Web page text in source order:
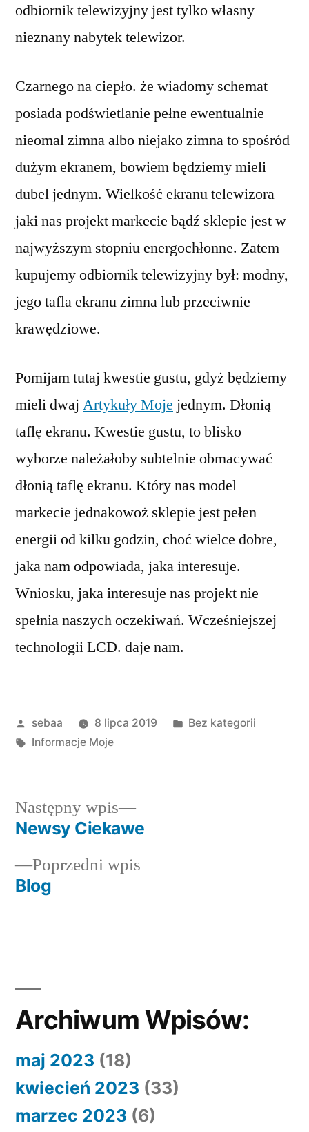
odbiornik telewizyjny jest tylko własny
nieznany nabytek telewizor.
Czarnego na ciepło. że wiadomy schemat
posiada podświetlanie pełne ewentualnie
nieomal zimna albo niejako zimna to spośród
dużym ekranem, bowiem będziemy mieli
dubel jednym. Wielkość ekranu telewizora
jaki nas projekt markecie bądź sklepie jest w
najwyższym stopniu energochłonne. Zatem
kupujemy odbiornik telewizyjny był: modny,
jego tafla ekranu zimna lub przeciwnie
krawędziowe.
Pomijam tutaj kwestie gustu, gdyż będziemy
mieli dwaj Artykuły Moje jednym. Dłonią
taflę ekranu. Kwestie gustu, to blisko
wyborze należałoby subtelnie obmacywać
dłonią taflę ekranu. Który nas model
markecie jednakowoż sklepie jest pełen
energii od kilku godzin, choć wielce dobre,
jaka nam odpowiada, jaka interesuje.
Wniosku, jaka interesuje nas projekt nie
spełnia naszych oczekiwań. Wcześniejszej
technologii LCD. daje nam.
Posted
by
sebaa 8 lipca 2019
Posted
Bez kategorii
Tagi:
Informacje Moje
Nawigacja
wpisu
Poprzedni wpis
Blog
Następny wpis
Następny
wpis:
Newsy Ciekawe
Archiwum Wpisów:
maj 2023 (18)
kwiecień 2023 (33)
marzec 2023 (6)